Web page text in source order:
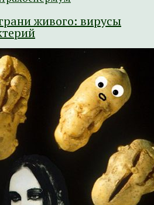
живого: вирусы